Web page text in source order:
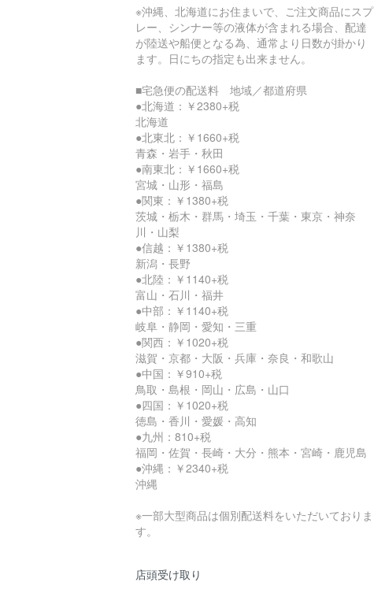
※沖縄、北海道にお住まいで、ご注文商品にスプ
レー、シンナー等の液体が含まれる場合、配達
が陸送や船便となる為、通常より日数が掛かり
ます。日にちの指定も出来ません。
■宅急便の配送料 地域／都道府県
●北海道：￥2380+税
北海道
●北東北：￥1660+税
青森・岩手・秋田
●南東北：￥1660+税
宮城・山形・福島
●関東：￥1380+税
茨城・栃木・群馬・埼玉・千葉・東京・神奈
川・山梨
●信越：￥1380+税
新潟・長野
●北陸：￥1140+税
富山・石川・福井
●中部：￥1140+税
岐阜・静岡・愛知・三重
●関西：￥1020+税
滋賀・京都・大阪・兵庫・奈良・和歌山
●中国：￥910+税
鳥取・島根・岡山・広島・山口
●四国：￥1020+税
徳島・香川・愛媛・高知
●九州：810+税
福岡・佐賀・長崎・大分・熊本・宮崎・鹿児島
●沖縄：￥2340+税
沖縄
※一部大型商品は個別配送料をいただいておりま
す。
店頭受け取り